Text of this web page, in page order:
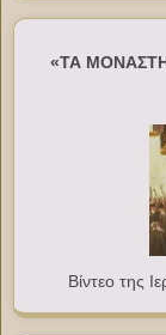
«ΤΑ
Βίντεο της